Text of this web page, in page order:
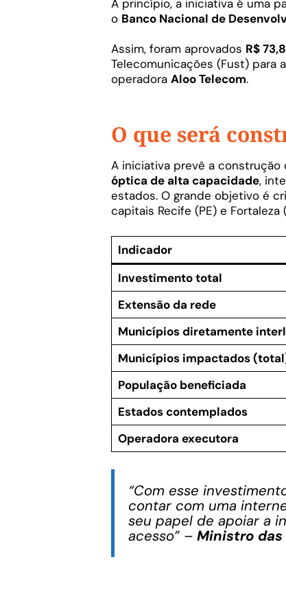
A princípio, a iniciativa é uma
o Banco Nacional de
Assim, foram aprovados R$
Telecomunicações (Fust) para
operadora Aloo Telecom.
O que será
A iniciativa prevê a construção
óptica de alta capacidade,
estados. O grande objetivo é
capitais Recife (PE) e Fortaleza
Indicador
Investimento total
Extensão da rede
Municípios diretamente
Municípios impactados
População beneficiada
Estados contemplados
Operadora executora
“Com esse
contar com uma
seu papel de apoiar a
acesso” – Ministro